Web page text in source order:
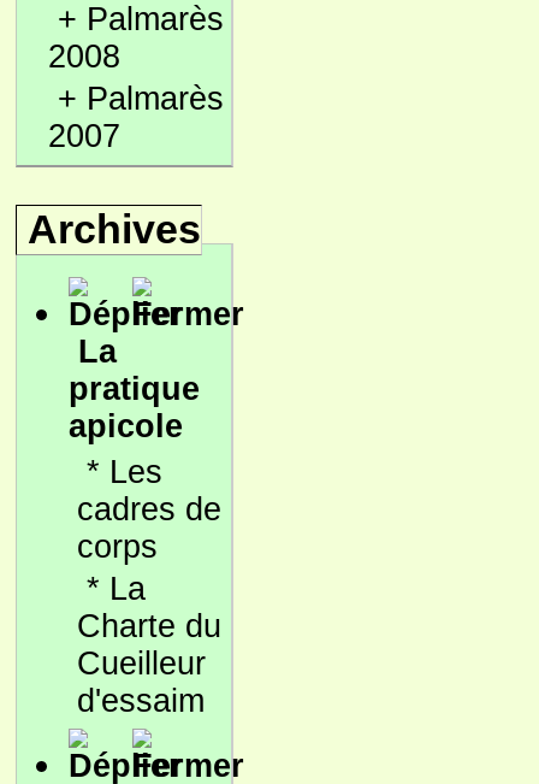
+ Palmarès
2008
+ Palmarès
2007
Archives
La
pratique
apicole
* Les
cadres de
corps
* La
Charte du
Cueilleur
d'essaim